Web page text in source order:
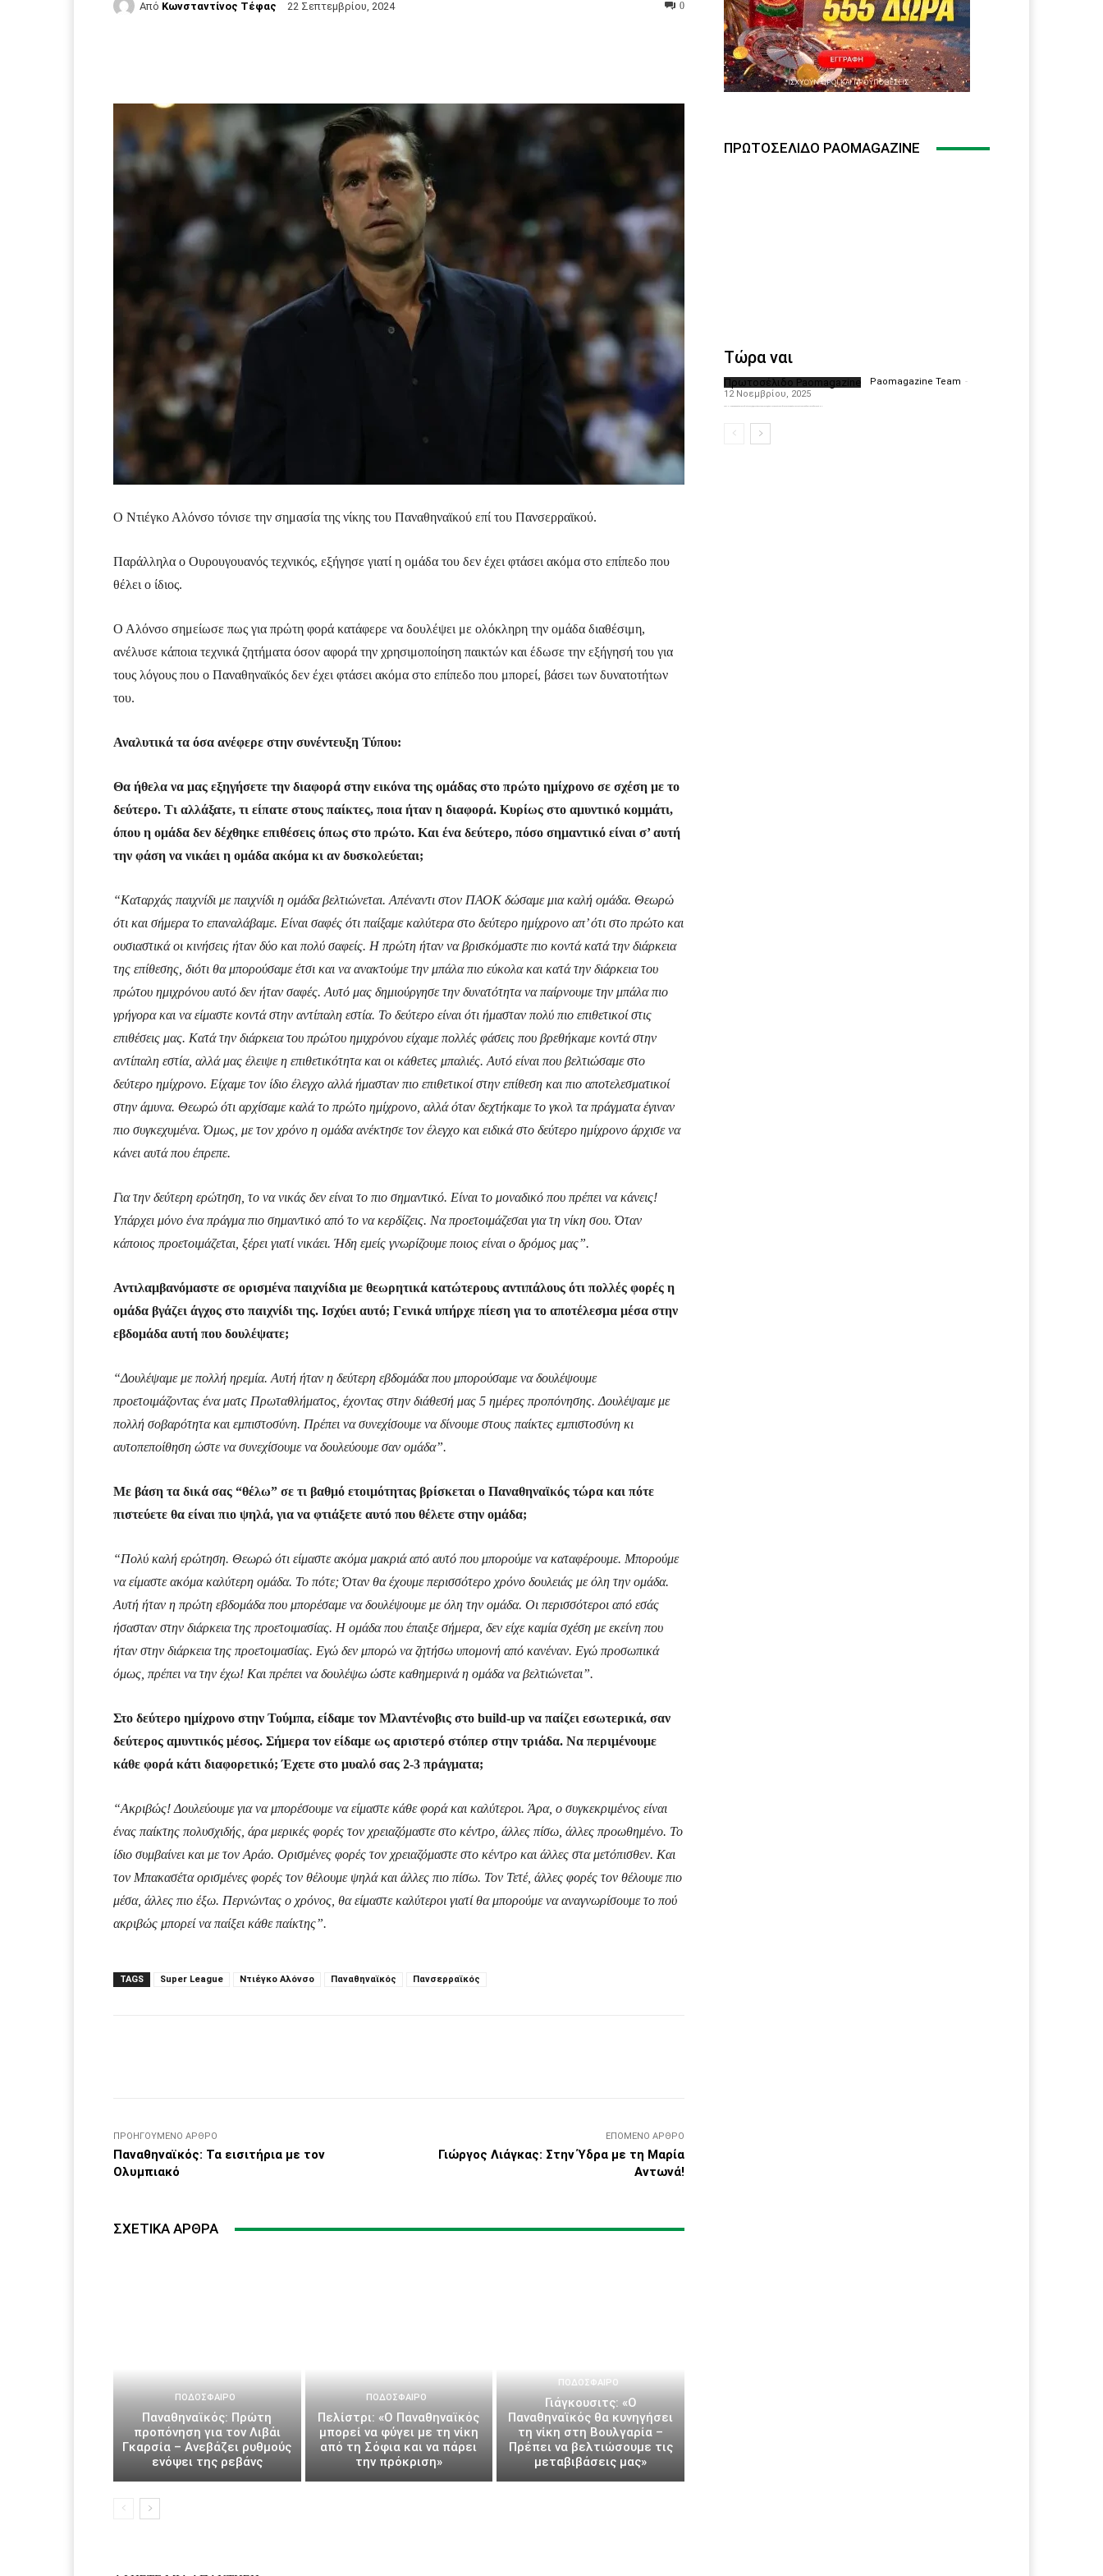
Από Κωνσταντίνος Τέφας 22 Σεπτεμβρίου, 2024 0
Ο Ντιέγκο Αλόνσο τόνισε την σημασία της νίκης του Παναθηναϊκού επί του Πανσερραϊκού.
Παράλληλα ο Ουρουγουανός τεχνικός, εξήγησε γιατί η ομάδα του δεν έχει φτάσει ακόμα στο επίπεδο που
θέλει ο ίδιος.
Ο Αλόνσο σημείωσε πως για πρώτη φορά κατάφερε να δουλέψει με ολόκληρη την ομάδα διαθέσιμη,
ανέλυσε κάποια τεχνικά ζητήματα όσον αφορά την χρησιμοποίηση παικτών και έδωσε την εξήγησή του για
τους λόγους που ο Παναθηναϊκός δεν έχει φτάσει ακόμα στο επίπεδο που μπορεί, βάσει των δυνατοτήτων
του.
Αναλυτικά τα όσα ανέφερε στην συνέντευξη Τύπου:
Θα ήθελα να μας εξηγήσετε την διαφορά στην εικόνα της ομάδας στο πρώτο ημίχρονο σε σχέση με το
δεύτερο. Τι αλλάξατε, τι είπατε στους παίκτες, ποια ήταν η διαφορά. Κυρίως στο αμυντικό κομμάτι,
όπου η ομάδα δεν δέχθηκε επιθέσεις όπως στο πρώτο. Και ένα δεύτερο, πόσο σημαντικό είναι σ’ αυτή
την φάση να νικάει η ομάδα ακόμα κι αν δυσκολεύεται;
“Καταρχάς παιχνίδι με παιχνίδι η ομάδα βελτιώνεται. Απέναντι στον ΠΑΟΚ δώσαμε μια καλή ομάδα. Θεωρώ
ότι και σήμερα το επαναλάβαμε. Είναι σαφές ότι παίξαμε καλύτερα στο δεύτερο ημίχρονο απ’ ότι στο πρώτο και
ουσιαστικά οι κινήσεις ήταν δύο και πολύ σαφείς. Η πρώτη ήταν να βρισκόμαστε πιο κοντά κατά την διάρκεια
της επίθεσης, διότι θα μπορούσαμε έτσι και να ανακτούμε την μπάλα πιο εύκολα και κατά την διάρκεια του
πρώτου ημιχρόνου αυτό δεν ήταν σαφές. Αυτό μας δημιούργησε την δυνατότητα να παίρνουμε την μπάλα πιο
γρήγορα και να είμαστε κοντά στην αντίπαλη εστία. Το δεύτερο είναι ότι ήμασταν πολύ πιο επιθετικοί στις
επιθέσεις μας. Κατά την διάρκεια του πρώτου ημιχρόνου είχαμε πολλές φάσεις που βρεθήκαμε κοντά στην
αντίπαλη εστία, αλλά μας έλειψε η επιθετικότητα και οι κάθετες μπαλιές. Αυτό είναι που βελτιώσαμε στο
δεύτερο ημίχρονο. Είχαμε τον ίδιο έλεγχο αλλά ήμασταν πιο επιθετικοί στην επίθεση και πιο αποτελεσματικοί
στην άμυνα. Θεωρώ ότι αρχίσαμε καλά το πρώτο ημίχρονο, αλλά όταν δεχτήκαμε το γκολ τα πράγματα έγιναν
πιο συγκεχυμένα. Όμως, με τον χρόνο η ομάδα ανέκτησε τον έλεγχο και ειδικά στο δεύτερο ημίχρονο άρχισε να
κάνει αυτά που έπρεπε.
Για την δεύτερη ερώτηση, το να νικάς δεν είναι το πιο σημαντικό. Είναι το μοναδικό που πρέπει να κάνεις!
Υπάρχει μόνο ένα πράγμα πιο σημαντικό από το να κερδίζεις. Να προετοιμάζεσαι για τη νίκη σου. Όταν
κάποιος προετοιμάζεται, ξέρει γιατί νικάει. Ήδη εμείς γνωρίζουμε ποιος είναι ο δρόμος μας”.
Αντιλαμβανόμαστε σε ορισμένα παιχνίδια με θεωρητικά κατώτερους αντιπάλους ότι πολλές φορές η
ομάδα βγάζει άγχος στο παιχνίδι της. Ισχύει αυτό; Γενικά υπήρχε πίεση για το αποτέλεσμα μέσα στην
εβδομάδα αυτή που δουλέψατε;
“Δουλέψαμε με πολλή ηρεμία. Αυτή ήταν η δεύτερη εβδομάδα που μπορούσαμε να δουλέψουμε
προετοιμάζοντας ένα ματς Πρωταθλήματος, έχοντας στην διάθεσή μας 5 ημέρες προπόνησης. Δουλέψαμε με
πολλή σοβαρότητα και εμπιστοσύνη. Πρέπει να συνεχίσουμε να δίνουμε στους παίκτες εμπιστοσύνη κι
αυτοπεποίθηση ώστε να συνεχίσουμε να δουλεύουμε σαν ομάδα”.
Με βάση τα δικά σας “θέλω” σε τι βαθμό ετοιμότητας βρίσκεται ο Παναθηναϊκός τώρα και πότε
πιστεύετε θα είναι πιο ψηλά, για να φτιάξετε αυτό που θέλετε στην ομάδα;
“Πολύ καλή ερώτηση. Θεωρώ ότι είμαστε ακόμα μακριά από αυτό που μπορούμε να καταφέρουμε. Μπορούμε
να είμαστε ακόμα καλύτερη ομάδα. Το πότε; Όταν θα έχουμε περισσότερο χρόνο δουλειάς με όλη την ομάδα.
Αυτή ήταν η πρώτη εβδομάδα που μπορέσαμε να δουλέψουμε με όλη την ομάδα. Οι περισσότεροι από εσάς
ήσασταν στην διάρκεια της προετοιμασίας. Η ομάδα που έπαιξε σήμερα, δεν είχε καμία σχέση με εκείνη που
ήταν στην διάρκεια της προετοιμασίας. Εγώ δεν μπορώ να ζητήσω υπομονή από κανέναν. Εγώ προσωπικά
όμως, πρέπει να την έχω! Και πρέπει να δουλέψω ώστε καθημερινά η ομάδα να βελτιώνεται”.
Στο δεύτερο ημίχρονο στην Τούμπα, είδαμε τον Μλαντένοβις στο build-up να παίζει εσωτερικά, σαν
δεύτερος αμυντικός μέσος. Σήμερα τον είδαμε ως αριστερό στόπερ στην τριάδα. Να περιμένουμε
κάθε φορά κάτι διαφορετικό; Έχετε στο μυαλό σας 2-3 πράγματα;
“Ακριβώς! Δουλεύουμε για να μπορέσουμε να είμαστε κάθε φορά και καλύτεροι. Άρα, ο συγκεκριμένος είναι
ένας παίκτης πολυσχιδής, άρα μερικές φορές τον χρειαζόμαστε στο κέντρο, άλλες πίσω, άλλες προωθημένο. Το
ίδιο συμβαίνει και με τον Αράο. Ορισμένες φορές τον χρειαζόμαστε στο κέντρο και άλλες στα μετόπισθεν. Και
τον Μπακασέτα ορισμένες φορές τον θέλουμε ψηλά και άλλες πιο πίσω. Τον Τετέ, άλλες φορές τον θέλουμε πιο
μέσα, άλλες πιο έξω. Περνώντας ο χρόνος, θα είμαστε καλύτεροι γιατί θα μπορούμε να αναγνωρίσουμε το πού
ακριβώς μπορεί να παίξει κάθε παίκτης”.
TAGS Super League Ντιέγκο Αλόνσο Παναθηναϊκός Πανσερραϊκός
ΠΡΟΗΓΟΎΜΕΝΟ ΆΡΘΡΟ
Παναθηναϊκός: Τα εισιτήρια με τον
Ολυμπιακό
ΕΠΌΜΕΝΟ ΆΡΘΡΟ
Γιώργος Λιάγκας: Στην Ύδρα με τη Μαρία
Αντωνά!
ΣΧΕΤΙΚΆ ΆΡΘΡΑ
ΠΟΔΌΣΦΑΙΡΟ
Παναθηναϊκός: Πρώτη
προπόνηση για τον Λιβάι
Γκαρσία – Ανεβάζει ρυθμούς
ενόψει της ρεβάνς
ΠΟΔΌΣΦΑΙΡΟ
Πελίστρι: «Ο Παναθηναϊκός
μπορεί να φύγει με τη νίκη
από τη Σόφια και να πάρει
την πρόκριση»
ΠΟΔΌΣΦΑΙΡΟ
Γιάγκουσιτς: «Ο
Παναθηναϊκός θα κυνηγήσει
τη νίκη στη Βουλγαρία –
Πρέπει να βελτιώσουμε τις
μεταβιβάσεις μας»
ΠΡΩΤΟΣΈΛΙΔΟ PAOMAGAZINE
Τώρα ναι
Πρωτοσέλιδο Paomagazine Paomagazine Team -
12 Νοεμβρίου, 2025